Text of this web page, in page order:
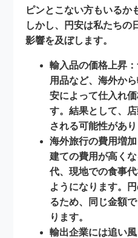
ピンとこない方もいるか
しかし、円安は私たちの
影響を及ぼします。
輸入品の価格上昇
用品など、海外か
安によって仕入れ
す。結果として、
される可能性があり
海外旅行の費用増加
建ての費用が高く
代、現地での食事
ようになります。
るため、同じ金額
ります。
輸出企業には追い風